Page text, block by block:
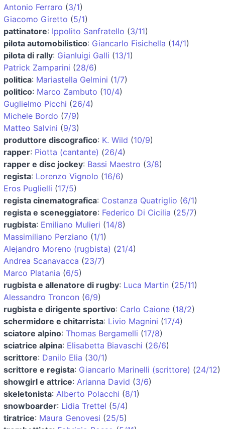
Antonio Ferraro (3/1)
Giacomo Giretto (5/1)
pattinatore: Ippolito Sanfratello (3/11)
pilota automobilistico: Giancarlo Fisichella (14/1)
pilota di rally: Gianluigi Galli (13/1)
Patrick Zamparini (28/6)
politica: Mariastella Gelmini (1/7)
politico: Marco Zambuto (10/4)
Guglielmo Picchi (26/4)
Michele Bordo (7/9)
Matteo Salvini (9/3)
produttore discografico: K. Wild (10/9)
rapper: Piotta (cantante) (26/4)
rapper e disc jockey: Bassi Maestro (3/8)
regista: Lorenzo Vignolo (16/6)
Eros Puglielli (17/5)
regista cinematografica: Costanza Quatriglio (6/1)
regista e sceneggiatore: Federico Di Cicilia (25/7)
rugbista: Emiliano Mulieri (14/8)
Massimiliano Perziano (1/1)
Alejandro Moreno (rugbista) (21/4)
Andrea Scanavacca (23/7)
Marco Platania (6/5)
rugbista e allenatore di rugby: Luca Martin (25/11)
Alessandro Troncon (6/9)
rugbista e dirigente sportivo: Carlo Caione (18/2)
schermidore e chitarrista: Livio Magnini (17/4)
sciatore alpino: Thomas Bergamelli (17/8)
sciatrice alpina: Elisabetta Biavaschi (26/6)
scrittore: Danilo Elia (30/1)
scrittore e regista: Giancarlo Marinelli (scrittore) (24/12)
showgirl e attrice: Arianna David (3/6)
skeletonista: Alberto Polacchi (8/1)
snowboarder: Lidia Trettel (5/4)
tiratrice: Maura Genovesi (25/5)